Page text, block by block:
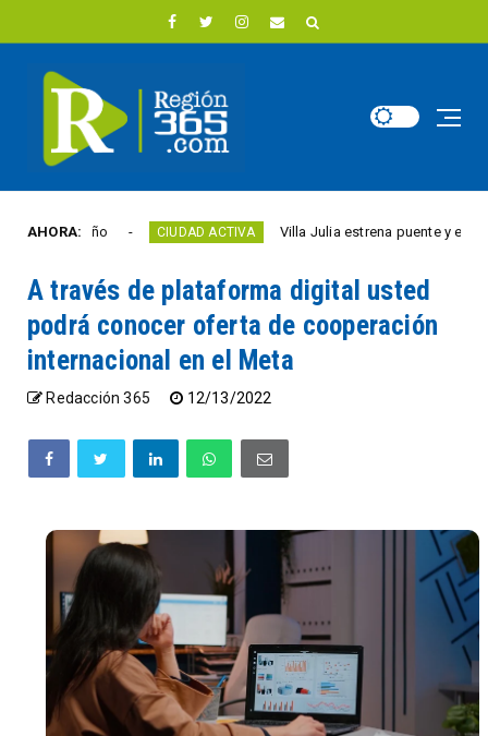
AHORA:
este año CIUDAD ACTIVA Villa Julia estrena puente y espacios
A través de plataforma digital usted
podrá conocer oferta de cooperación
internacional en el Meta
Redacción 365 12/13/2022